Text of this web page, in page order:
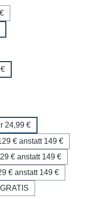
24,99 €
€ anstatt 149 €
€ anstatt 149 €
€ anstatt 149 €